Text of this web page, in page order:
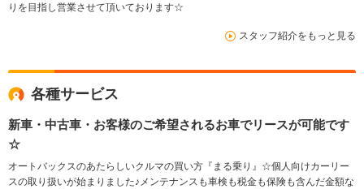
りを目指し営業させて頂いております☆
スタッフ紹介をもっと見る
各種サービス
新車・中古車・お客様のご希望されるお車でリースが可能です
☆
オートバックスのあたらしいクルマの買い方『まる乗り』☆個人向けカーリー
スの取り扱いが始まりました♪メンテナンスも車検も税金も保険も含んだ金額な